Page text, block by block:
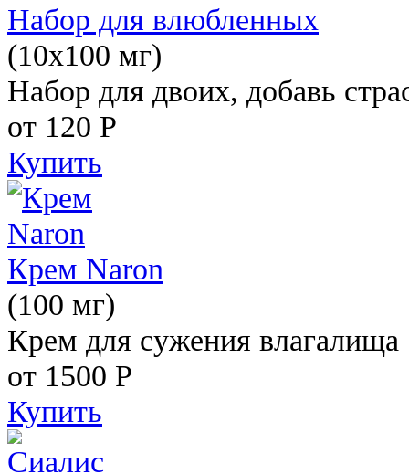
Набор для влюбленных
(10х100 мг)
Набор для двоих, добавь
от 120 Р
Купить
Крем Naron
(100 мг)
Крем для сужения влагалища
от 1500 Р
Купить